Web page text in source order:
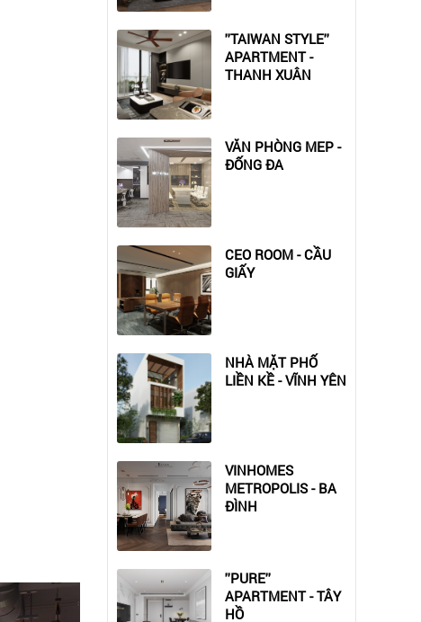
''TAIWAN STYLE''
APARTMENT -
THANH XUÂN
VĂN PHÒNG MEP -
ĐỐNG ĐA
CEO ROOM - CẦU
GIẤY
NHÀ MẶT PHỐ
LIỀN KỀ - VĨNH YÊN
VINHOMES
METROPOLIS - BA
ĐÌNH
''PURE''
APARTMENT - TÂY
HỒ